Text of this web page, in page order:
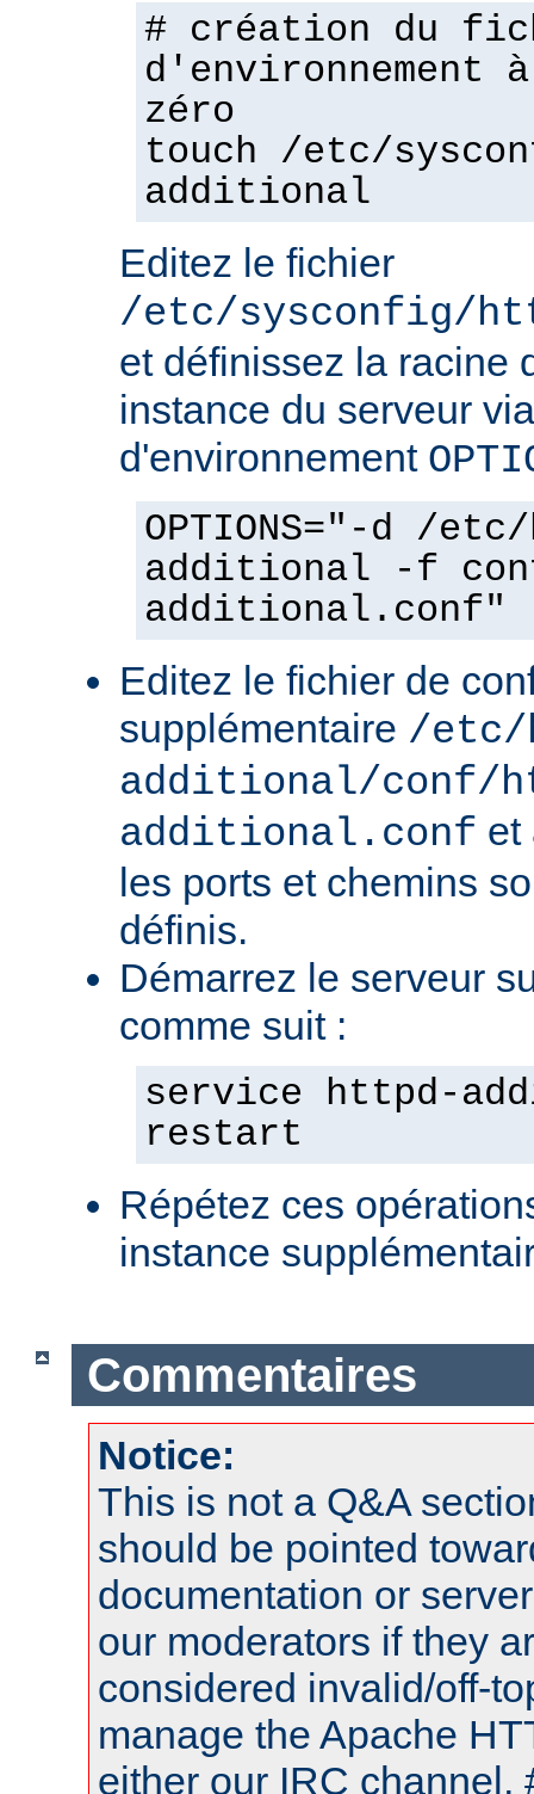
# création du
d'environnement
zéro
touch /etc/
additional
Editez le fichier
/etc/sysconfig/
et définissez la racine
instance du serveur
d'environnement
OPTIONS="-d /
additional -f
additional.conf"
Editez le fichier de
supplémentaire /etc/
additional/conf/
additional.conf et
les ports et chemins
définis.
Démarrez le serveur
comme suit :
service httpd-
restart
Répétez ces
instance
Commentaires
Notice:
This is not a Q&A
should be pointed
documentation or
our moderators if they
considered invalid/off-
manage the Apache
either our IRC channel,